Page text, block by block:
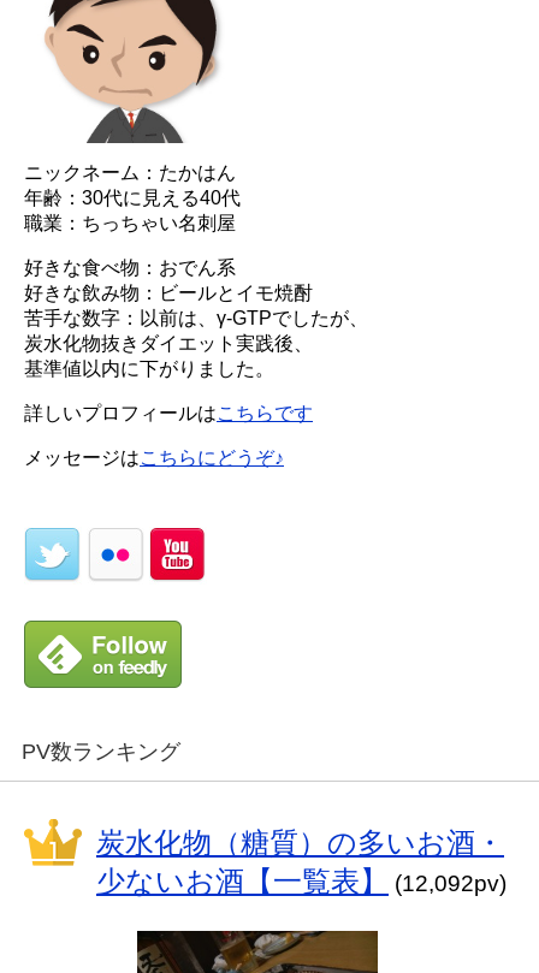
ニックネーム：たかはん
年齢：30代に見える40代
職業：ちっちゃい名刺屋
好きな食べ物：おでん系
好きな飲み物：ビールとイモ焼酎
苦手な数字：以前は、γ-GTPでしたが、
炭水化物抜きダイエット実践後、
基準値以内に下がりました。
詳しいプロフィールはこちらです
メッセージはこちらにどうぞ♪
PV数ランキング
炭水化物（糖質）の多いお酒・
少ないお酒【一覧表】
(12,092pv)